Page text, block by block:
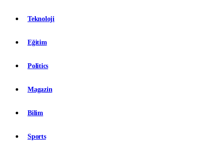
Teknoloji
Eğitim
Politics
Magazin
Bilim
Sports